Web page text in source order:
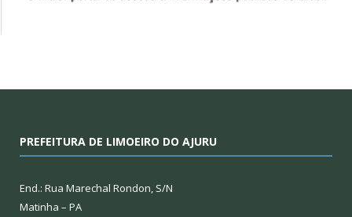
PREFEITURA DE LIMOEIRO DO AJURU
End.: Rua Marechal Rondon, S/N
Matinha – PA